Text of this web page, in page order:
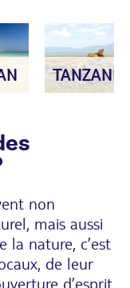
TANZANIE
non
mais aussi
la nature, c’est
de leur
d’esprit